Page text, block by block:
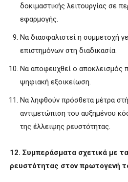
δοκιμαστικής λειτουργίας σε
εφαρμογής.
Να διασφαλιστεί η συμμετοχή
επιστημόνων στη διαδικασία.
Να αποφευχθεί ο αποκλεισμός
ψηφιακή εξοικείωση.
Να ληφθούν πρόσθετα μέτρα
αντιμετώπιση του αυξημένου
της έλλειψης ρευστότητας.
12. Συμπεράσματα σχετικά με
ρευστότητας στον πρωτογενή